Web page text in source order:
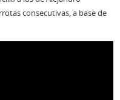
consecutivas, a base de